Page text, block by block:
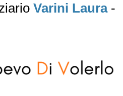
Varini Laura-